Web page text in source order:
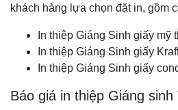
khách hàng lựa chọn đặt in, gồm
In thiệp Giáng Sinh giấy mỹ
In thiệp Giáng Sinh giấy
In thiệp Giáng Sinh giấy
Báo giá in thiệp Giáng sinh